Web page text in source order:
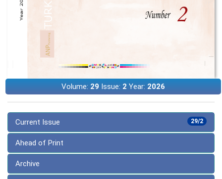
Volume: 29Issue: 2 Year: 2026
29/2
Current Issue
Ahead of Print
Archive